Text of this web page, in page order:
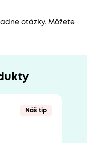
otázky. Môžete
Náš tip